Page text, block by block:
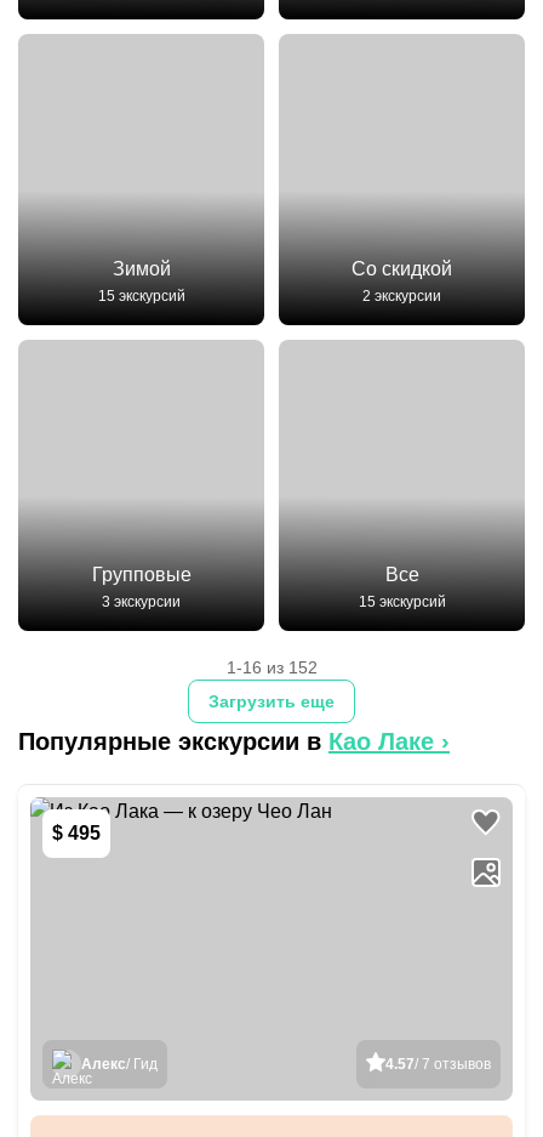
Зимой
15 экскурсий
Со скидкой
2 экскурсии
Групповые
3 экскурсии
Все
15 экскурсий
Загрузить еще
1-16 из 152
Популярные экскурсии в Као Лаке ›
$ 495
4.57/ 7 отзывов
Алекс/ Гид